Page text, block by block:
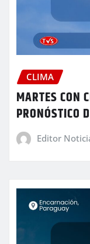
CLIMA
MARTES CON
PRONÓSTICO
Editor